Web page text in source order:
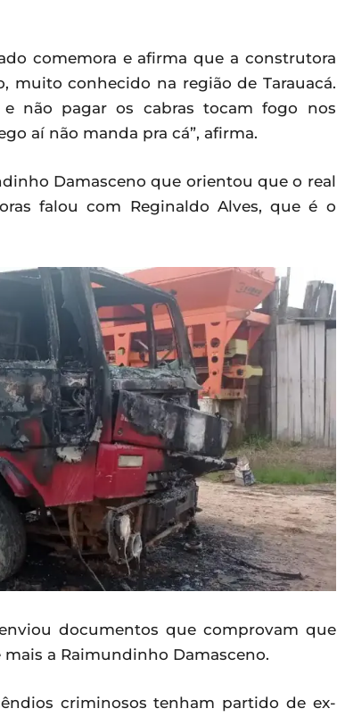
comemora e afirma que a construtora
muito conhecido na região de Tarauacá.
não pagar os cabras tocam fogo nos
aí não manda pra cá”, afirma.
Damasceno que orientou que o real
falou com Reginaldo Alves, que é o
documentos que comprovam que
a Raimundinho Damasceno.
criminosos tenham partido de ex-